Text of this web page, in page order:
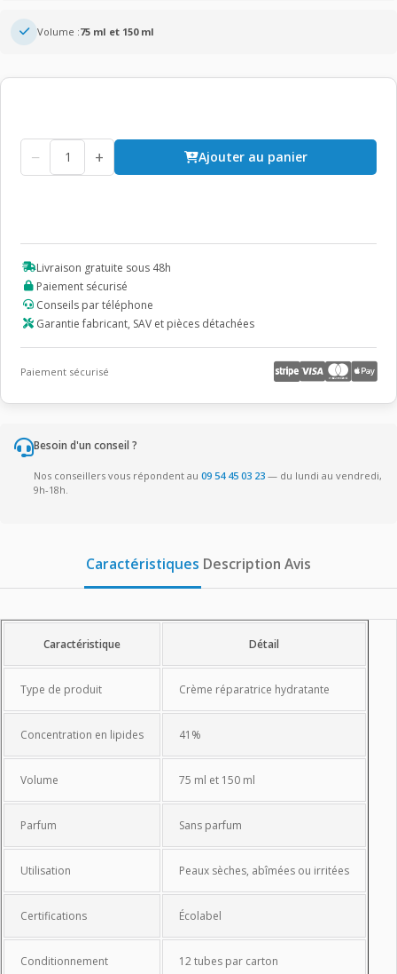
Volume :75 ml et 150 ml
− + Ajouter au panier
Livraison gratuite sous 48h
Paiement sécurisé
Conseils par téléphone
Garantie fabricant, SAV et pièces détachées
Paiement sécurisé
Besoin d'un conseil ?
Nos conseillers vous répondent au 09 54 45 03 23 — du lundi au vendredi,
9h-18h.
Caractéristiques Description Avis
Caractéristiques
Caractéristique Détail
Type de produit Crème réparatrice hydratante
Concentration en lipides 41%
Volume 75 ml et 150 ml
Parfum Sans parfum
Utilisation Peaux sèches, abîmées ou irritées
Certifications Écolabel
Conditionnement 12 tubes par carton